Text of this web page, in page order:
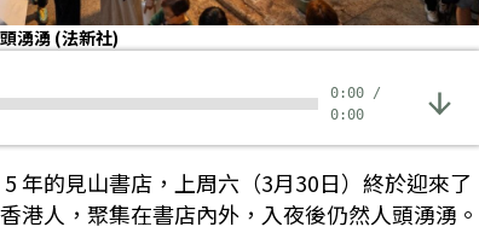
湧湧 (法新社)
0:00 /
0:00
年的見山書店，上周六（3月30日）終於迎來了
港人，聚集在書店內外，入夜後仍然人頭湧湧。